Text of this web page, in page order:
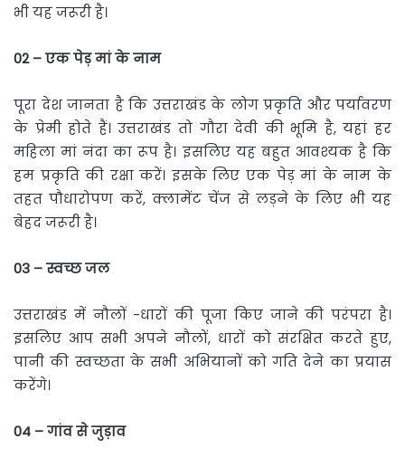
भी यह जरूरी है।
02 –एकपेड़मांकेनाम
पूरा देश जानता है कि उत्तराखंड के लोग प्रकृति और पर्यावरण
के प्रेमी होते हैं। उत्तराखंड तो गौरा देवी की भूमि है, यहां हर
महिला मां नंदा का रूप है। इसलिए यह बहुत आवश्यक है कि
हम प्रकृति की रक्षा करें। इसके लिए एक पेड़ मां के नाम के
तहत पौधारोपण करें, क्लामेंट चेंज से लड़ने के लिए भी यह
बेहद जरूरी है।
03 –स्वच्छजल
उत्तराखंड में नौलों -धारों की पूजा किए जाने की परंपरा है।
इसलिए आप सभी अपने नौलों, धारों को संरक्षित करते हुए,
पानी की स्वच्छता के सभी अभियानों को गति देने का प्रयास
करेंगे।
04 –गांवसेजुड़ाव